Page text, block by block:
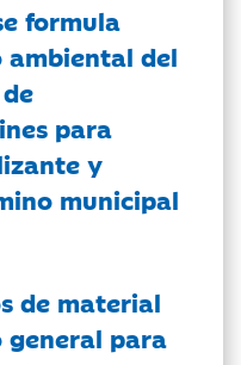
formula
ambiental del
para
y
municipal
de material
general para